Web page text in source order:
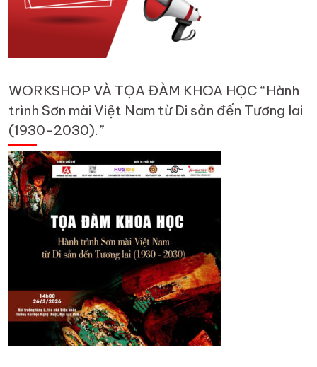
WORKSHOP VÀ TỌA ĐÀM KHOA HỌC “Hành
trình Sơn mài Việt Nam từ Di sản đến Tương lai
(1930-2030).”